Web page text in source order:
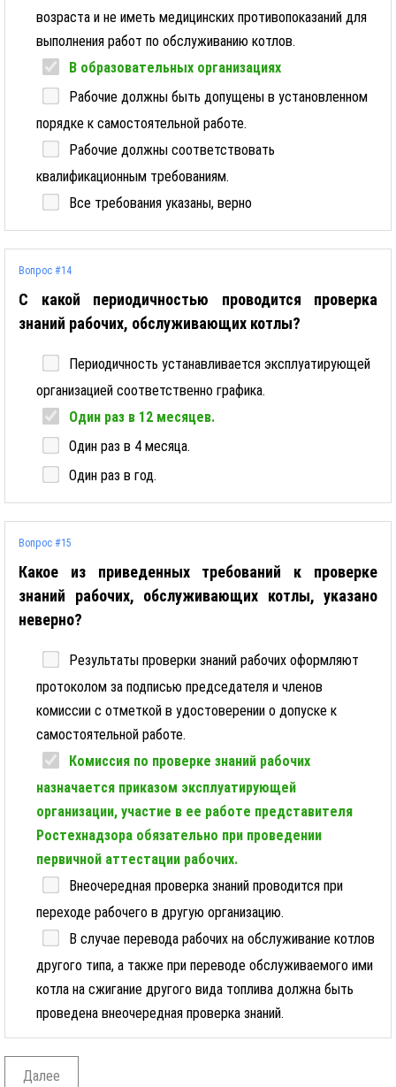
возраста и не иметь медицинских противопоказаний для
выполнения работ по обслуживанию котлов.
В образовательных организациях
Рабочие должны быть допущены в установленном
порядке к самостоятельной работе.
Рабочие должны соответствовать
квалификационным требованиям.
Все требования указаны, верно
Вопрос #14
С какой периодичностью проводится проверка
знаний рабочих, обслуживающих котлы?
Периодичность устанавливается эксплуатирующей
организацией соответственно графика.
Один раз в 12 месяцев.
Один раз в 4 месяца.
Один раз в год.
Вопрос #15
Какое из приведенных требований к проверке
знаний рабочих, обслуживающих котлы, указано
неверно?
Результаты проверки знаний рабочих оформляют
протоколом за подписью председателя и членов
комиссии с отметкой в удостоверении о допуске к
самостоятельной работе.
Комиссия по проверке знаний рабочих
назначается приказом эксплуатирующей
организации, участие в ее работе представителя
Ростехнадзора обязательно при проведении
первичной аттестации рабочих.
Внеочередная проверка знаний проводится при
переходе рабочего в другую организацию.
В случае перевода рабочих на обслуживание котлов
другого типа, а также при переводе обслуживаемого ими
котла на сжигание другого вида топлива должна быть
проведена внеочередная проверка знаний.
Далее